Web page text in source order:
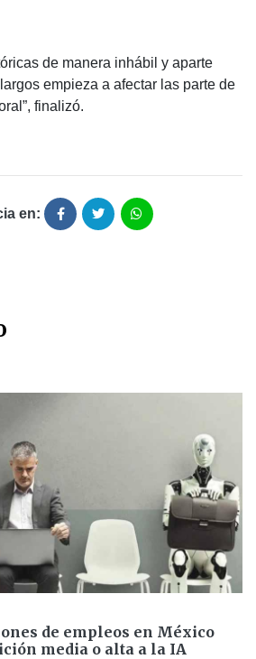
de manera inhábil y aparte
empieza a afectar las parte de
finalizó.
en:
de empleos en México
media o alta a la IA